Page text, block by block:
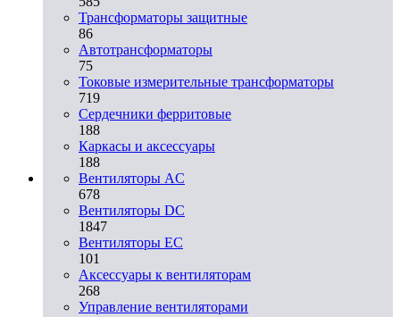
Трансформаторы защитные
86
Автотрансформаторы
75
Токовые измерительные трансформаторы
719
Сердечники ферритовые
188
Каркасы и аксессуары
188
Вентиляторы AC
678
Вентиляторы DC
1847
Вентиляторы EC
101
Аксессуары к вентиляторам
268
Управление вентиляторами